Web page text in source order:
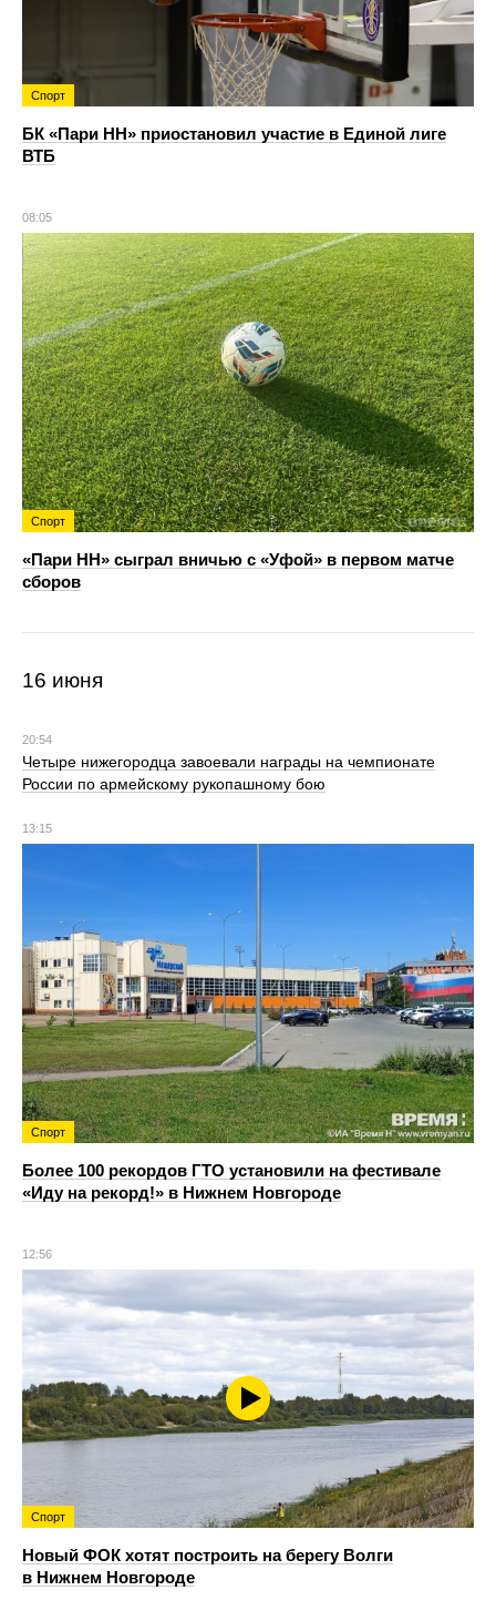
Спорт
БК «Пари НН» приостановил участие в Единой лиге
ВТБ
08:05
Спорт
«Пари НН» сыграл вничью с «Уфой» в первом матче
сборов
16 июня
20:54
Четыре нижегородца завоевали награды на чемпионате
России по армейскому рукопашному бою
13:15
Спорт
Более 100 рекордов ГТО установили на фестивале
«Иду на рекорд!» в Нижнем Новгороде
12:56
Спорт
Новый ФОК хотят построить на берегу Волги
в Нижнем Новгороде